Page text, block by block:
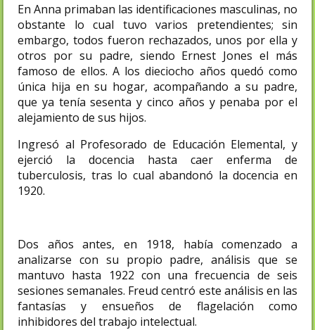
En Anna primaban las identificaciones masculinas, no
obstante lo cual tuvo varios pretendientes; sin
embargo, todos fueron rechazados, unos por ella y
otros por su padre, siendo Ernest Jones el más
famoso de ellos. A los dieciocho años quedó como
única hija en su hogar, acompañando a su padre,
que ya tenía sesenta y cinco años y penaba por el
alejamiento de sus hijos.
Ingresó al Profesorado de Educación Elemental, y
ejerció la docencia hasta caer enferma de
tuberculosis, tras lo cual abandonó la docencia en
1920.
Dos años antes, en 1918, había comenzado a
analizarse con su propio padre, análisis que se
mantuvo hasta 1922 con una frecuencia de seis
sesiones semanales. Freud centró este análisis en las
fantasías y ensueños de flagelación como
inhibidores del trabajo intelectual.